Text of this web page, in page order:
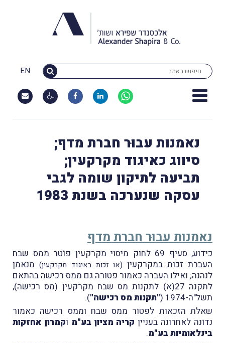
EN
נאמנות עבוּר חברת מדף;
סיווג כאיגוד מקרקעין;
תביעה לתיקון שומה לגבי
עסקה שנערכה בשנת 1983
נאמנות עבוּר חברת מדף
כידוע, סעיף 69 לחוק מיסוי מקרקעין פוֹטר ממס שבח
העברת זכות במקרקעין (או זכות באיגוד מקרקעין) מנאמן
לנהנה; ואילו העברה כאמור פטורה גם ממס רכישה בהתאם
לתקנה 27(א) לתקנות מס שבח מקרקעין (מס רכישה),
תשל"ה-1974 (
"תקנות מס רכישה").
שאלת הזכאות לפטוֹר ממס שבח וממס רכישה כאמור
נדוֹנה לאחרונה בעניין קריה מציון בע"מ וקמרון אחזקות
בינלאומיות בע"מ.